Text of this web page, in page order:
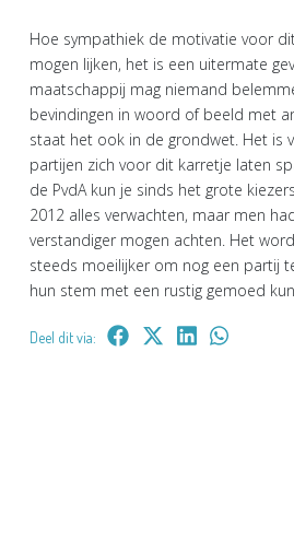
Hoe sympathiek de motivatie voor
mogen lijken, het is een uitermate
maatschappij mag niemand
bevindingen in woord of beeld met
staat het ook in de grondwet. Het is
partijen zich voor dit karretje laten
de PvdA kun je sinds het grote
2012 alles verwachten, maar men
verstandiger mogen achten. Het
steeds moeilijker om nog een partij
hun stem met een rustig gemoed
Deel dit via: